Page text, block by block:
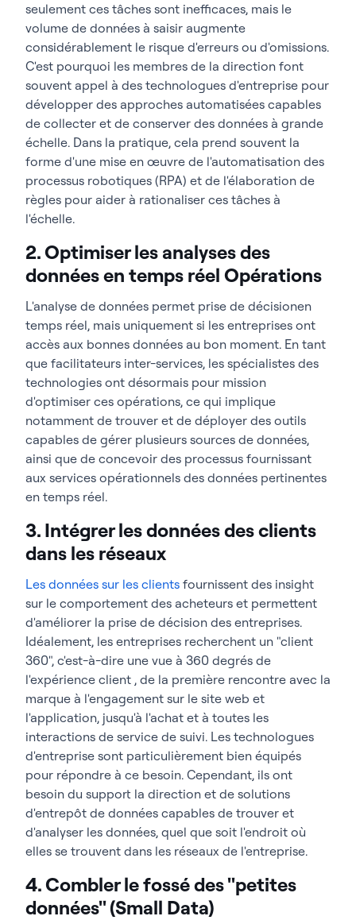
seulement ces tâches sont inefficaces, mais le
volume de données à saisir augmente
considérablement le risque d'erreurs ou d'omissions.
C'est pourquoi les membres de la direction font
souvent appel à des technologues d'entreprise pour
développer des approches automatisées capables
de collecter et de conserver des données à grande
échelle. Dans la pratique, cela prend souvent la
forme d'une mise en œuvre de l'automatisation des
processus robotiques (RPA) et de l'élaboration de
règles pour aider à rationaliser ces tâches à
l'échelle.
2. Optimiser les analyses des
données en temps réel Opérations
L'analyse de données permet prise de décisionen
temps réel, mais uniquement si les entreprises ont
accès aux bonnes données au bon moment. En tant
que facilitateurs inter-services, les spécialistes des
technologies ont désormais pour mission
d'optimiser ces opérations, ce qui implique
notamment de trouver et de déployer des outils
capables de gérer plusieurs sources de données,
ainsi que de concevoir des processus fournissant
aux services opérationnels des données pertinentes
en temps réel.
3. Intégrer les données des clients
dans les réseaux
Les données sur les clients fournissent des insight
sur le comportement des acheteurs et permettent
d'améliorer la prise de décision des entreprises.
Idéalement, les entreprises recherchent un "client
360", c'est-à-dire une vue à 360 degrés de
l'expérience client , de la première rencontre avec la
marque à l'engagement sur le site web et
l'application, jusqu'à l'achat et à toutes les
interactions de service de suivi. Les technologues
d'entreprise sont particulièrement bien équipés
pour répondre à ce besoin. Cependant, ils ont
besoin du support la direction et de solutions
d'entrepôt de données capables de trouver et
d'analyser les données, quel que soit l'endroit où
elles se trouvent dans les réseaux de l'entreprise.
4. Combler le fossé des "petites
données" (Small Data)